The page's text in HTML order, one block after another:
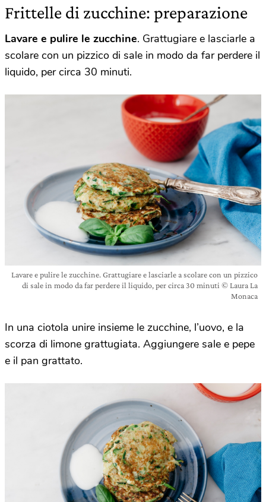
Frittelle di zucchine: preparazione
Lavare e pulire le zucchine. Grattugiare e lasciarle a
scolare con un pizzico di sale in modo da far perdere il
liquido, per circa 30 minuti.
Lavare e pulire le zucchine. Grattugiare e lasciarle a scolare con un pizzico
di sale in modo da far perdere il liquido, per circa 30 minuti © Laura La
Monaca
In una ciotola unire insieme le zucchine, l’uovo, e la
scorza di limone grattugiata. Aggiungere sale e pepe
e il pan grattato.